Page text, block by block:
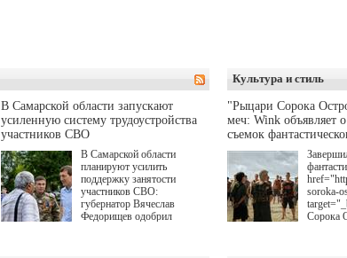
В Самарской области запускают
усиленную систему трудоустройства
участников СВО
В Самарской области
планируют усилить
поддержку занятости
участников СВО:
губернатор Вячеслав
Федорищев одобрил
Культура и стиль
"Рыцари Сорока
меч: Wink объявляет
съемок
soroka-
Сорока